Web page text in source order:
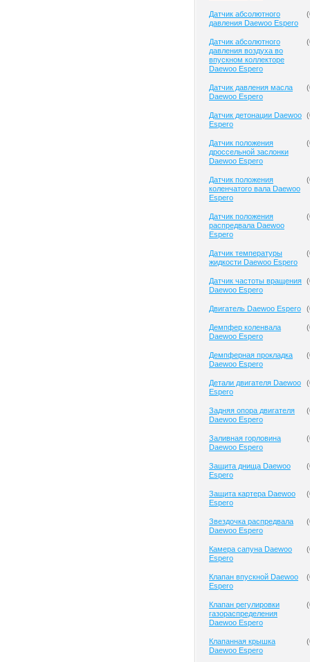
Датчик абсолютного
давления Daewoo Espero
(
Датчик абсолютного
давления воздуха во
впускном коллекторе
Daewoo Espero
(
Датчик давления масла
Daewoo Espero
(
Датчик детонации Daewoo
Espero
(
Датчик положения
дроссельной заслонки
Daewoo Espero
(
Датчик положения
коленчатого вала Daewoo
Espero
(
Датчик положения
распредвала Daewoo
Espero
(
Датчик температуры
жидкости Daewoo Espero
(
Датчик частоты вращения
Daewoo Espero
(
Двигатель Daewoo Espero (
Демпфер коленвала
Daewoo Espero
(
Демпферная прокладка
Daewoo Espero
(
Детали двигателя Daewoo
Espero
(
Задняя опора двигателя
Daewoo Espero
(
Заливная горловина
Daewoo Espero
(
Защита днища Daewoo
Espero
(
Защита картера Daewoo
Espero
(
Звездочка распредвала
Daewoo Espero
(
Камера сапуна Daewoo
Espero
(
Клапан впускной Daewoo
Espero
(
Клапан регулировки
газораспределения
Daewoo Espero
(
Клапанная крышка
Daewoo Espero
(